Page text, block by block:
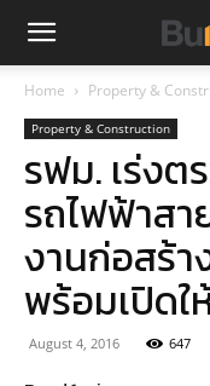
Home Property &
Property & Construction
รฟม. เร่งต
รถไฟฟ้าสา
งานก่อสร้า
พร้อมเปิดใ
August 4, 2016 647